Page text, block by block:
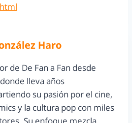
Haro
de De Fan a Fan desde
lleva años
su pasión por el cine,
y la cultura pop con miles